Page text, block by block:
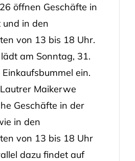
öffnen Geschäfte in
in den
von 13 bis 18 Uhr.
am Sonntag, 31.
ein.
Maikerwe
Geschäfte in der
in den
von 13 bis 18 Uhr
dazu findet auf